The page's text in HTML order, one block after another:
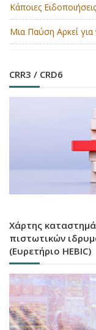
Κάποιες
Μια Παύση Αρκεί
CRR3 / CRD6
Χάρτης
πιστωτικών
(Ευρετήριο HEBIC)